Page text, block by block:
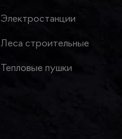
Электростанции
Леса строительные
Тепловые пушки